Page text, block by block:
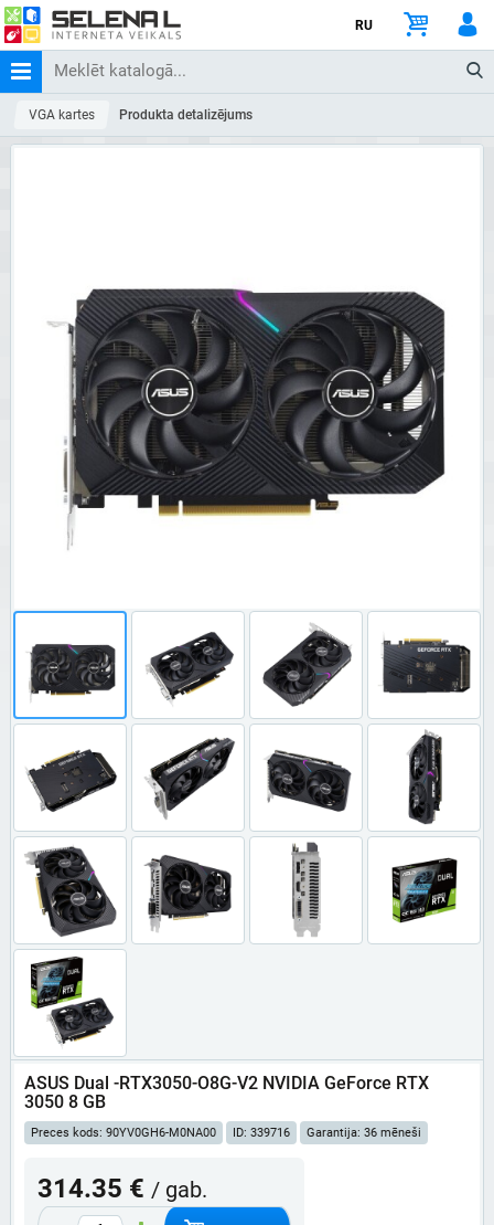
RU
VGA kartes Produkta detalizējums
ASUS Dual -RTX3050-O8G-V2 NVIDIA GeForce RTX
3050 8 GB
Preces kods: 90YV0GH6-M0NA00 ID: 339716 Garantija: 36 mēneši
314.35 € / gab.